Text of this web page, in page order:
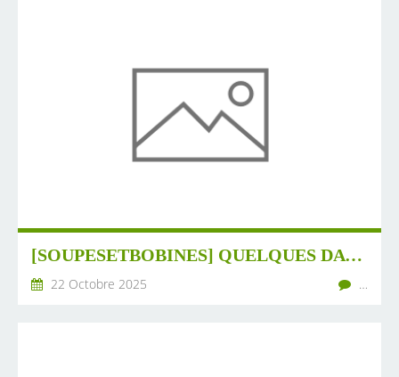
[SOUPESETBOBINES] QUELQUES DATES ET INFORMATIONS D'ICI ET D'AILLEURS (#21-2025)
22 Octobre 2025 …